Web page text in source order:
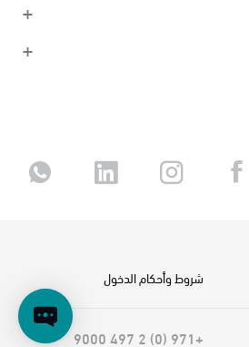
شروط وأحكام الدخول
+971 (0) 2 497 9000